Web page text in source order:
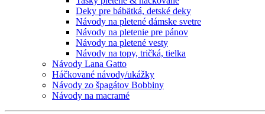
Deky pre bábätká, detské deky
Návody na pletené dámske svetre
Návody na pletenie pre pánov
Návody na pletené vesty
Návody na topy, tričká, tielka
Návody Lana Gatto
Háčkované návody/ukážky
Návody zo špagátov Bobbiny
Návody na macramé